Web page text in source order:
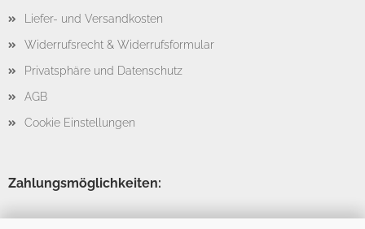
Liefer- und Versandkosten
Widerrufsrecht & Widerrufsformular
Privatsphäre und Datenschutz
AGB
Cookie Einstellungen
Zahlungsmöglichkeiten: